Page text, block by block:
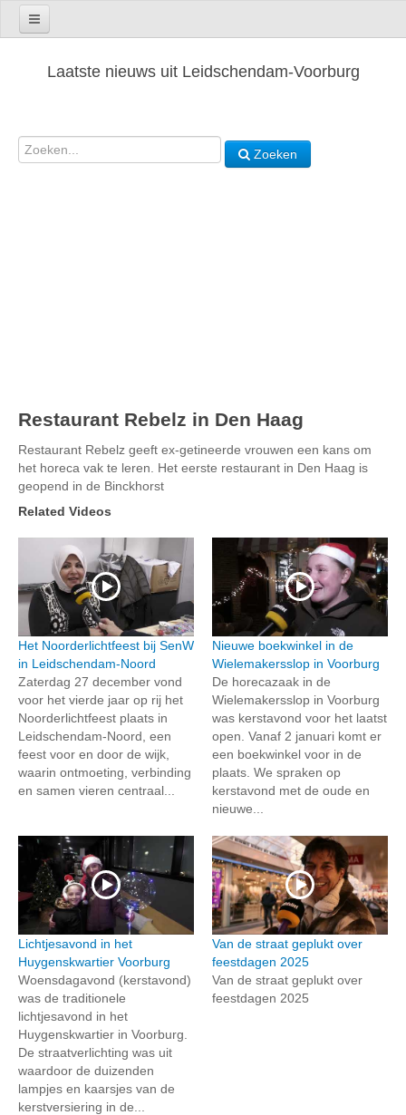
Laatste nieuws uit Leidschendam-Voorburg
Zoeken
Restaurant Rebelz in Den Haag
Restaurant Rebelz geeft ex-getineerde vrouwen een kans om
het horeca vak te leren. Het eerste restaurant in Den Haag is
geopend in de Binckhorst
Related Videos
Het Noorderlichtfeest bij SenW
in Leidschendam-Noord
Zaterdag 27 december vond
voor het vierde jaar op rij het
Noorderlichtfeest plaats in
Leidschendam-Noord, een
feest voor en door de wijk,
waarin ontmoeting, verbinding
en samen vieren centraal...
Nieuwe boekwinkel in de
Wielemakersslop in Voorburg
De horecazaak in de
Wielemakersslop in Voorburg
was kerstavond voor het laatst
open. Vanaf 2 januari komt er
een boekwinkel voor in de
plaats. We spraken op
kerstavond met de oude en
nieuwe...
Lichtjesavond in het
Huygenskwartier Voorburg
Woensdagavond (kerstavond)
was de traditionele
lichtjesavond in het
Huygenskwartier in Voorburg.
De straatverlichting was uit
waardoor de duizenden
lampjes en kaarsjes van de
kerstversiering in de...
Van de straat geplukt over
feestdagen 2025
Van de straat geplukt over
feestdagen 2025